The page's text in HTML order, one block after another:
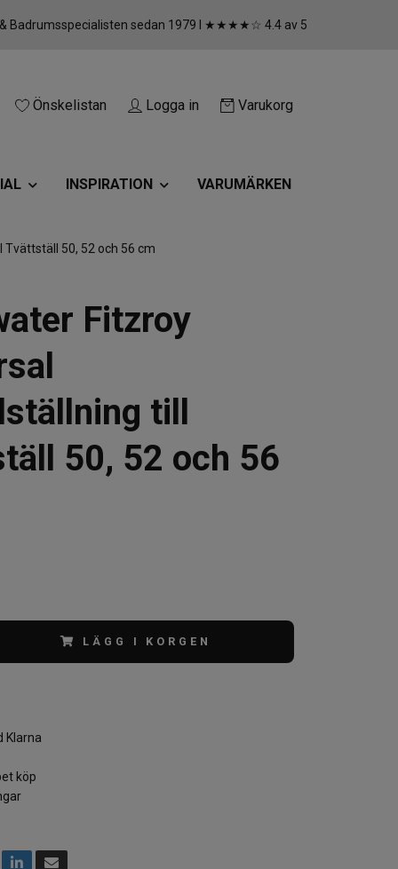
& Badrumsspecialisten sedan 1979 I ★★★★☆ 4.4 av 5
Önskelistan Logga in Varukorg
INSPIRATION VARUMÄRKEN
50, 52 och 56 cm
Fitzroy
till
50, 52 och 56
LÄGG I KORGEN
Klarna
köp